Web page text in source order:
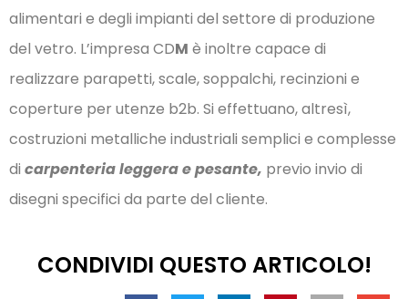
alimentari e degli impianti del settore di produzione
del vetro. L’impresa CDM è inoltre capace di
realizzare parapetti, scale, soppalchi, recinzioni e
coperture per utenze b2b. Si effettuano, altresì,
costruzioni metalliche industriali semplici e complesse
di carpenteria leggera e pesante, previo invio di
disegni specifici da parte del cliente.
CONDIVIDI QUESTO ARTICOLO!